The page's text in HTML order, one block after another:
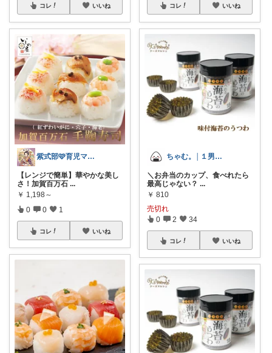
コレ いいね
紫式部🩷育児ママの厳選ROOM🛒
【レンジで簡単】華やかな美し
さ！加賀百万石 ...
￥ 1,198～
0 0 1
コレ いいね
コレ いいね
ちゃむ。│１男２女＋🐶のふっくらママ
＼お弁当のカップ、食べれたら
最高じゃない？ ...
￥ 810
売切れ
0 2 34
コレ いいね